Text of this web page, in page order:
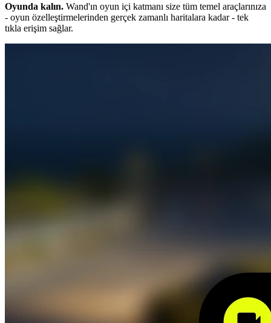
Oyunda kalın. Wand'ın oyun içi katmanı size tüm temel araçlarınıza
- oyun özelleştirmelerinden gerçek zamanlı haritalara kadar - tek
tıkla erişim sağlar.